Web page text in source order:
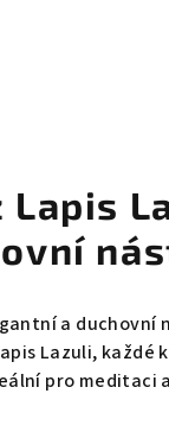
Lapis
a
Lazuli, každé
pro meditaci